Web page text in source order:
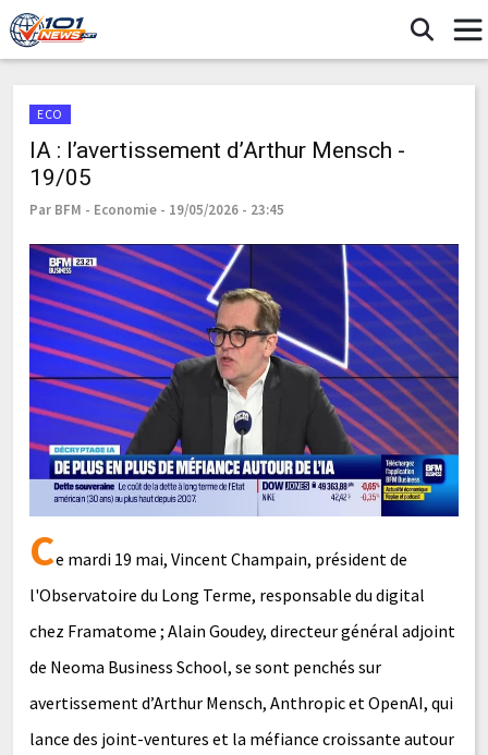
ECO
IA : l’avertissement d’Arthur Mensch -
19/05
Par BFM - Economie - 19/05/2026 - 23:45
Ce mardi 19 mai, Vincent Champain, président de
l'Observatoire du Long Terme, responsable du digital
chez Framatome ; Alain Goudey, directeur général adjoint
de Neoma Business School, se sont penchés sur
avertissement d’Arthur Mensch, Anthropic et OpenAI, qui
lance des joint-ventures et la méfiance croissante autour